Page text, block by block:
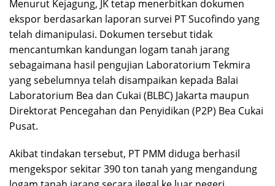
Menurut Kejagung, JK tetap menerbitkan dokumen
ekspor berdasarkan laporan survei PT Sucofindo yang
telah dimanipulasi. Dokumen tersebut tidak
mencantumkan kandungan logam tanah jarang
sebagaimana hasil pengujian Laboratorium Tekmira
yang sebelumnya telah disampaikan kepada Balai
Laboratorium Bea dan Cukai (BLBC) Jakarta maupun
Direktorat Pencegahan dan Penyidikan (P2P) Bea Cukai
Pusat.
Akibat tindakan tersebut, PT PMM diduga berhasil
mengekspor sekitar 390 ton tanah yang mengandung